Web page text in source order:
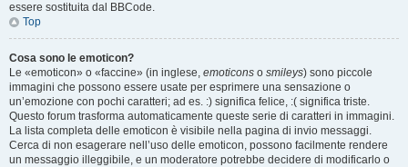
essere sostituita dal BBCode.
Top
Cosa sono le emoticon?
Le «emoticon» o «faccine» (in inglese, emoticons o smileys) sono piccole
immagini che possono essere usate per esprimere una sensazione o
un’emozione con pochi caratteri; ad es. :) significa felice, :( significa triste.
Questo forum trasforma automaticamente queste serie di caratteri in immagini.
La lista completa delle emoticon è visibile nella pagina di invio messaggi.
Cerca di non esagerare nell’uso delle emoticon, possono facilmente rendere
un messaggio illeggibile, e un moderatore potrebbe decidere di modificarlo o